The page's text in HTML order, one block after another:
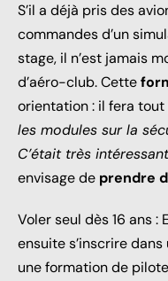
S’il a déjà pris des
commandes d’un
stage, il n’est jamais
d’aéro-club. Cette
orientation : il fera
les modules sur la
C’était très intéressant
envisage de prendre
Voler seul dès 16 ans
ensuite s’inscrire
une formation de